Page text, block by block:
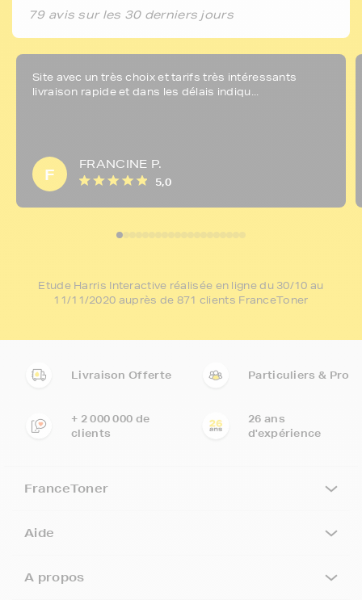
79 avis sur les 30 derniers jours
Site avec un très choix et tarifs très intéressants
livraison rapide et dans les délais indiqu...
F
FRANCINE P.
5,0
Etude Harris Interactive réalisée en ligne du 30/10 au
11/11/2020 auprès de 871 clients FranceToner
Livraison Offerte Particuliers & Pro
+ 2 000 000 de
clients
26 ans
d'expérience
FranceToner
Aide
A propos